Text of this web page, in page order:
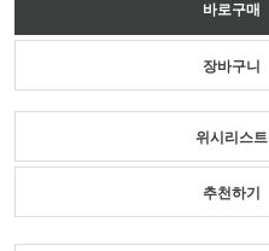
위시리스트
추천하기